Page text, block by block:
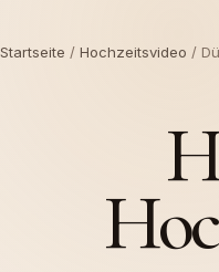
Startseite / Hochzeitsvideo /